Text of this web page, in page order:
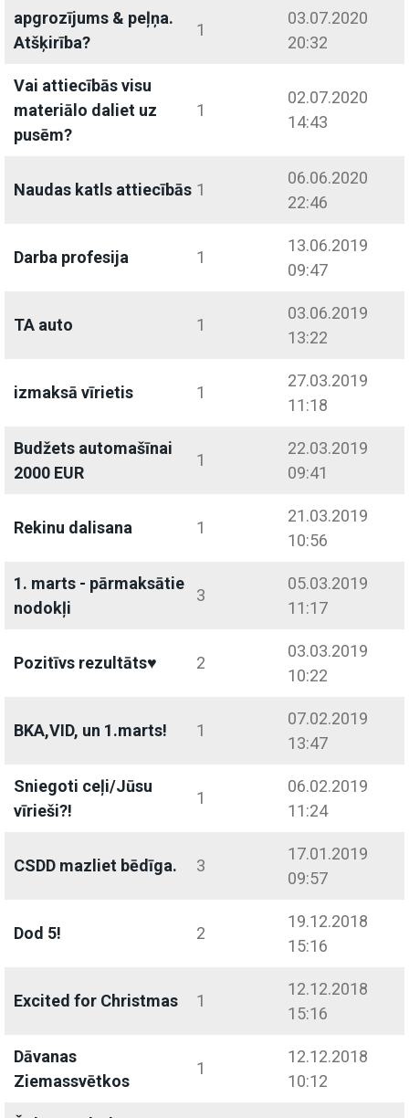
apgrozījums & peļņa.
Atšķirība?
1
03.07.2020
20:32
Vai attiecībās visu
materiālo daliet uz
pusēm?
1
02.07.2020
14:43
Naudas katls attiecībās 1
06.06.2020
22:46
Darba profesija 1
13.06.2019
09:47
TA auto 1
03.06.2019
13:22
izmaksā vīrietis 1
27.03.2019
11:18
Budžets automašīnai
2000 EUR
1
22.03.2019
09:41
Rekinu dalisana 1
21.03.2019
10:56
1. marts - pārmaksātie
nodokļi
3
05.03.2019
11:17
Pozitīvs rezultāts♥️ 2
03.03.2019
10:22
BKA,VID, un 1.marts! 1
07.02.2019
13:47
Sniegoti ceļi/Jūsu
vīrieši?!
1
06.02.2019
11:24
CSDD mazliet bēdīga. 3
17.01.2019
09:57
Dod 5! 2
19.12.2018
15:16
Excited for Christmas 1
12.12.2018
15:16
Dāvanas
Ziemassvētkos
1
12.12.2018
10:12